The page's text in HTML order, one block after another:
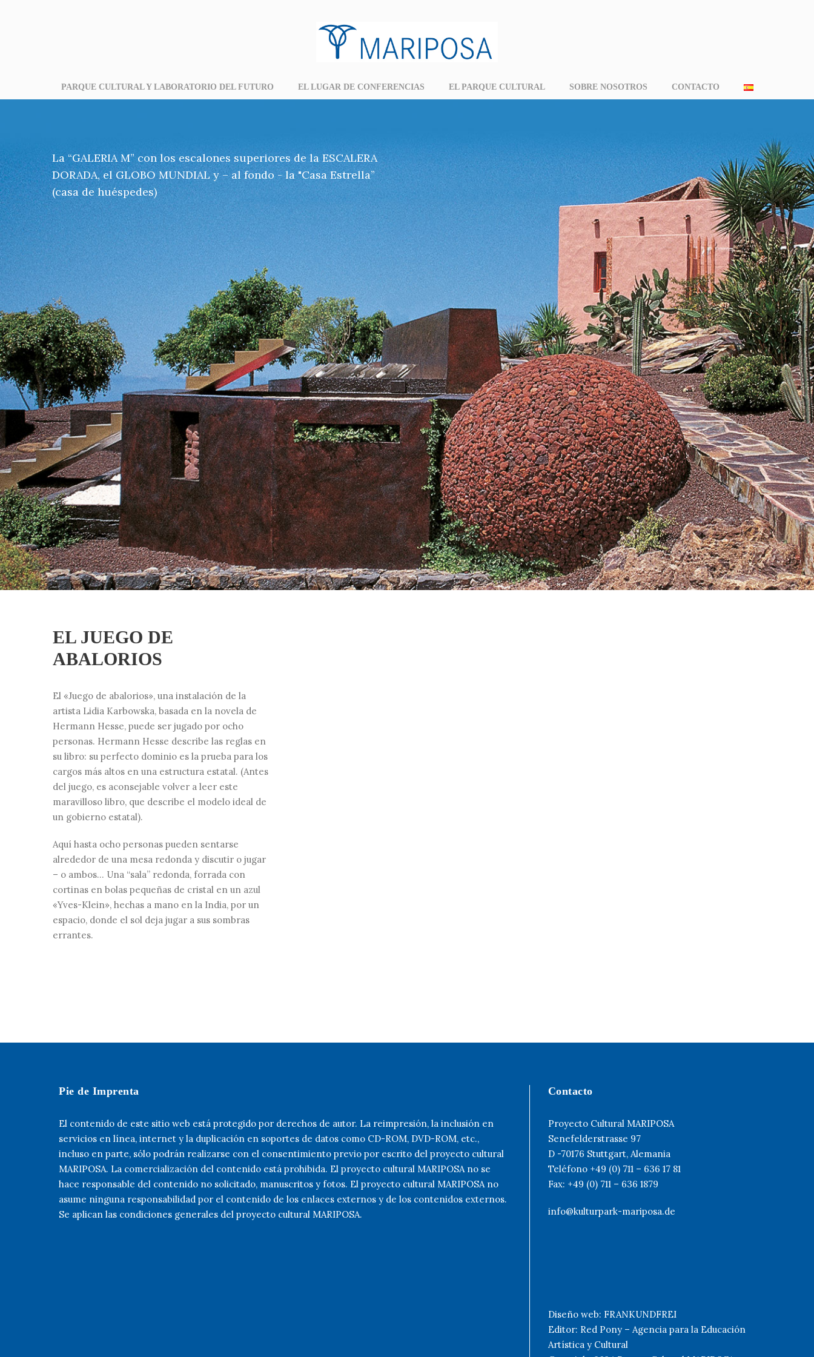
PARQUE CULTURAL Y LABORATORIO DEL FUTURO EL LUGAR DE CONFERENCIAS EL PARQUE CULTURAL SOBRE NOSOTROS CONTACTO
EL JUEGO DE
ABALORIOS
El «Juego de abalorios», una instalación de la
artista Lidia Karbowska, basada en la novela de
Hermann Hesse, puede ser jugado por ocho
personas. Hermann Hesse describe las reglas en
su libro: su perfecto dominio es la prueba para los
cargos más altos en una estructura estatal. (Antes
del juego, es aconsejable volver a leer este
maravilloso libro, que describe el modelo ideal de
un gobierno estatal).
Aquí hasta ocho personas pueden sentarse
alrededor de una mesa redonda y discutir o jugar
– o ambos… Una “sala” redonda, forrada con
cortinas en bolas pequeñas de cristal en un azul
«Yves-Klein», hechas a mano en la India, por un
espacio, donde el sol deja jugar a sus sombras
errantes.
Pie de Imprenta
El contenido de este sitio web está protegido por derechos de autor. La reimpresión, la inclusión en
servicios en línea, internet y la duplicación en soportes de datos como CD-ROM, DVD-ROM, etc.,
incluso en parte, sólo podrán realizarse con el consentimiento previo por escrito del proyecto cultural
MARIPOSA. La comercialización del contenido está prohibida. El proyecto cultural MARIPOSA no se
hace responsable del contenido no solicitado, manuscritos y fotos. El proyecto cultural MARIPOSA no
asume ninguna responsabilidad por el contenido de los enlaces externos y de los contenidos externos.
Se aplican las condiciones generales del proyecto cultural MARIPOSA.
Contacto
Proyecto Cultural MARIPOSA
Senefelderstrasse 97
D -70176 Stuttgart, Alemania
Teléfono +49 (0) 711 – 636 17 81
Fax: +49 (0) 711 – 636 1879
info@kulturpark-mariposa.de
Diseño web: FRANKUNDFREI
Editor: Red Pony – Agencia para la Educación
Artística y Cultural